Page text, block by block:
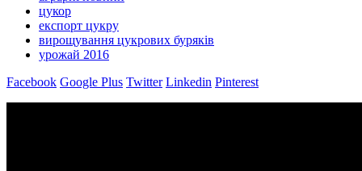
цукор
експорт цукру
вирощування цукрових буряків
урожай 2016
Facebook Google Plus Twitter Linkedin Pinterest